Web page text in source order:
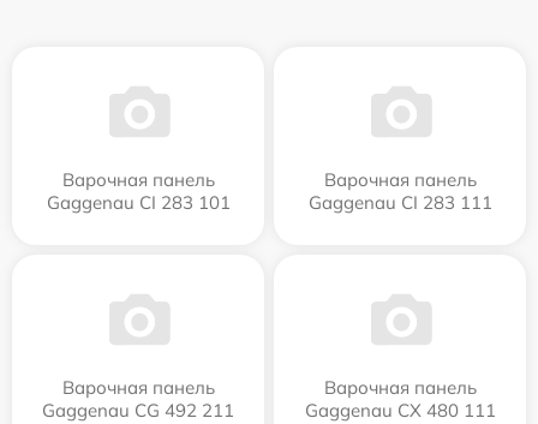
Варочная панель
Gaggenau CI 283 101
Варочная панель
Gaggenau CI 283 111
Варочная панель
Gaggenau CG 492 211
Варочная панель
Gaggenau CX 480 111